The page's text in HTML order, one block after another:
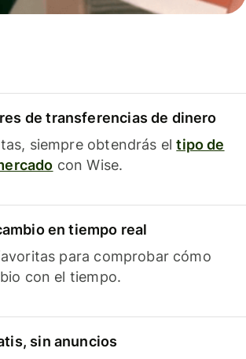
de transferencias de dinero
siempre obtendrás eltipo de
con Wise.
en tiempo real
para comprobar cómo
con el tiempo.
sin anuncios